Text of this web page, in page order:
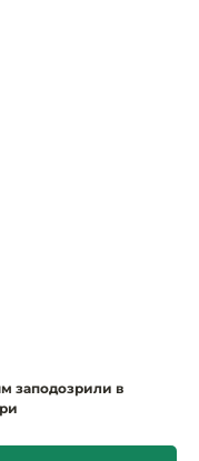
заподозрили в